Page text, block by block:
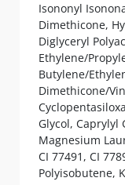
Isononyl
Dimethicone,
Diglyceryl
Ethylene/
Butylene/
Dimethicone/
Glycol, Caprylyl
Magnesium
CI 77491, CI
Polyisobutene,